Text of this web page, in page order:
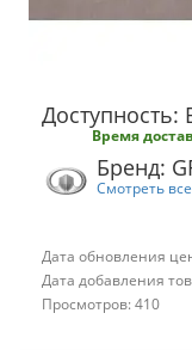
Доступность:
Время
Бренд:
Смотреть
Дата обновления
Дата добавления
Просмотров: 410